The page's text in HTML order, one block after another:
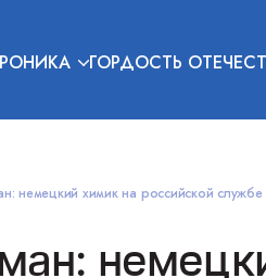
ГОРДОСТЬ
немецкий химик на российской службе